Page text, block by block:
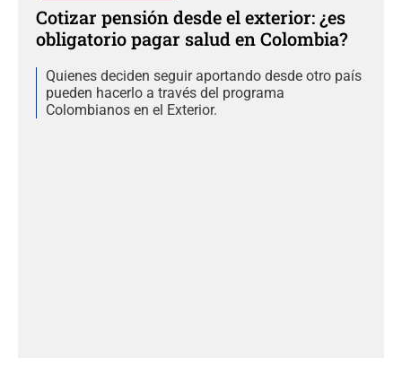
Cotizar pensión desde el exterior: ¿es
obligatorio pagar salud en Colombia?
Quienes deciden seguir aportando desde otro país
pueden hacerlo a través del programa
Colombianos en el Exterior.